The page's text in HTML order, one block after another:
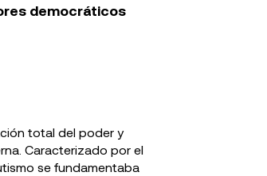
democráticos
total del poder y
Caracterizado por el
se fundamentaba